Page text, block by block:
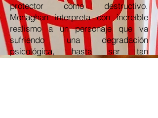
protector como destructivo.
Monaghan interpreta con increíble
realismo a un personaje que va
sufriendo una degradación
psicológica, hasta ser tan